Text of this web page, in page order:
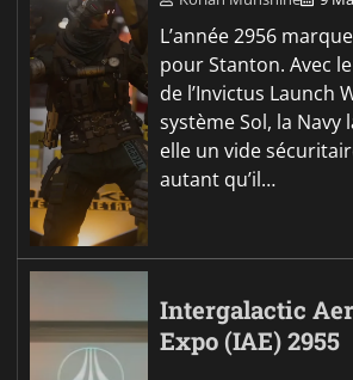
L’année 2956
pour Stanton. Avec
de l’Invictus Launch
système Sol, la Navy
elle un vide
autant qu’il…
Intergalactic
Expo (IAE) 2955